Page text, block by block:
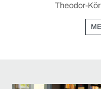
Theodor-